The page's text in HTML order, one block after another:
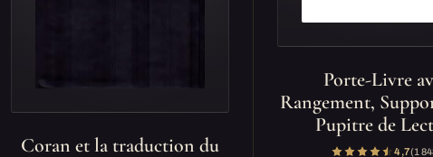
Coran et la traduction du
Porte-Livre
Rangement,
Pupitre de
4,7(1